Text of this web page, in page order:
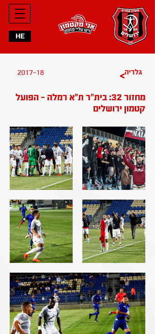
HE
2017-18 >גלריה
מחזור 32: בית״ר ת״א רמלה - הפועל
קטמון ירושלים